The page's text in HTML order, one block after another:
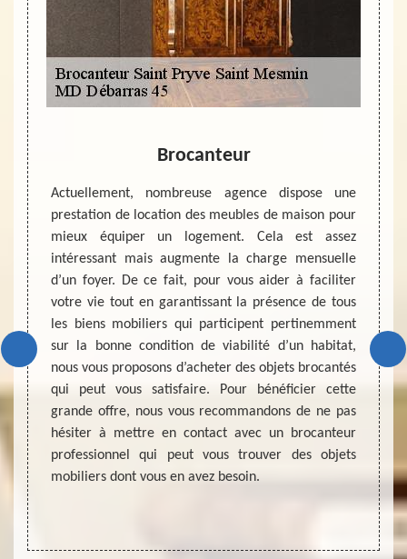
? Si
pas
vous
que
sur
de
pas
des
Brocanteur
Actuellement, nombreuse agence dispose une
prestation de location des meubles de maison pour
mieux équiper un logement. Cela est assez
intéressant mais augmente la charge mensuelle
d’un foyer. De ce fait, pour vous aider à faciliter
votre vie tout en garantissant la présence de tous
les biens mobiliers qui participent pertinemment
sur la bonne condition de viabilité d’un habitat,
nous vous proposons d’acheter des objets brocantés
qui peut vous satisfaire. Pour bénéficier cette
grande offre, nous vous recommandons de ne pas
hésiter à mettre en contact avec un brocanteur
professionnel qui peut vous trouver des objets
mobiliers dont vous en avez besoin.
bien.
un
de
votre